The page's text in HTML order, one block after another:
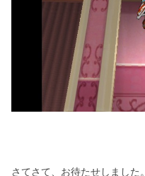
さてさて、お待たせしました。